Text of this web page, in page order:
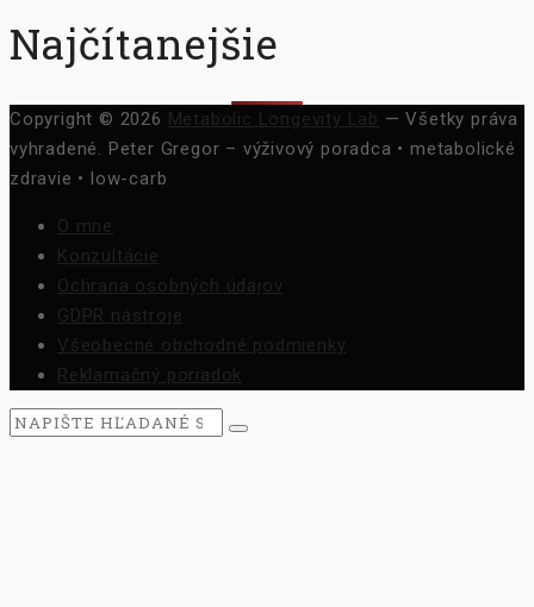
Najčítanejšie
Copyright © 2026 Metabolic Longevity Lab — Všetky práva
vyhradené.
Peter Gregor – výživový poradca • metabolické
zdravie • low-carb
O mne
Konzultácie
Ochrana osobných údajov
GDPR nástroje
Všeobecné obchodné podmienky
Reklamačný poriadok